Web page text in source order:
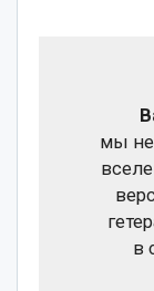
мы не
в